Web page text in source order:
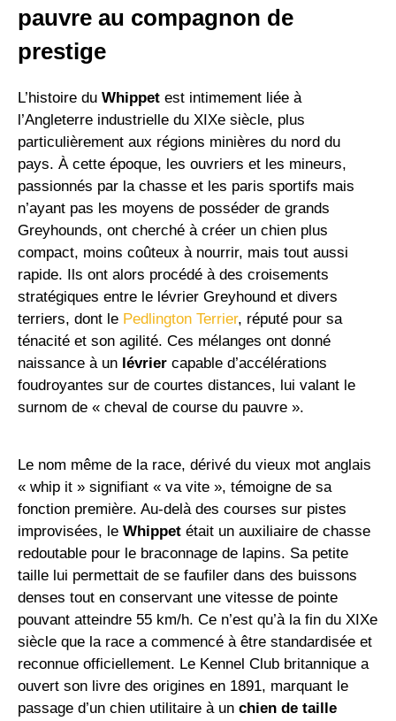
pauvre au compagnon de
prestige
L’histoire du Whippet est intimement liée à
l’Angleterre industrielle du XIXe siècle, plus
particulièrement aux régions minières du nord du
pays. À cette époque, les ouvriers et les mineurs,
passionnés par la chasse et les paris sportifs mais
n’ayant pas les moyens de posséder de grands
Greyhounds, ont cherché à créer un chien plus
compact, moins coûteux à nourrir, mais tout aussi
rapide. Ils ont alors procédé à des croisements
stratégiques entre le lévrier Greyhound et divers
terriers, dont le Pedlington Terrier, réputé pour sa
ténacité et son agilité. Ces mélanges ont donné
naissance à un lévrier capable d’accélérations
foudroyantes sur de courtes distances, lui valant le
surnom de « cheval de course du pauvre ».
Le nom même de la race, dérivé du vieux mot anglais
« whip it » signifiant « va vite », témoigne de sa
fonction première. Au-delà des courses sur pistes
improvisées, le Whippet était un auxiliaire de chasse
redoutable pour le braconnage de lapins. Sa petite
taille lui permettait de se faufiler dans des buissons
denses tout en conservant une vitesse de pointe
pouvant atteindre 55 km/h. Ce n’est qu’à la fin du XIXe
siècle que la race a commencé à être standardisée et
reconnue officiellement. Le Kennel Club britannique a
ouvert son livre des origines en 1891, marquant le
passage d’un chien utilitaire à un chien de taille